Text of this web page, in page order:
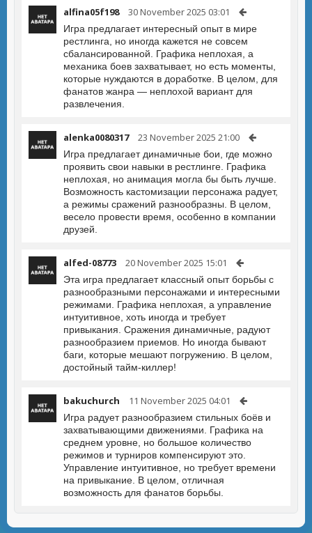
alfina05f198 30 November 2025 03:01
Игра предлагает интересный опыт в мире
рестлинга, но иногда кажется не совсем
сбалансированной. Графика неплохая, а
механика боев захватывает, но есть моменты,
которые нуждаются в доработке. В целом, для
фанатов жанра — неплохой вариант для
развлечения.
alenka0080317 23 November 2025 21:00
Игра предлагает динамичные бои, где можно
проявить свои навыки в рестлинге. Графика
неплохая, но анимация могла бы быть лучше.
Возможность кастомизации персонажа радует,
а режимы сражений разнообразны. В целом,
весело провести время, особенно в компании
друзей.
alfed-08773 20 November 2025 15:01
Эта игра предлагает классный опыт борьбы с
разнообразными персонажами и интересными
режимами. Графика неплохая, а управление
интуитивное, хоть иногда и требует
привыкания. Сражения динамичные, радуют
разнообразием приемов. Но иногда бывают
баги, которые мешают погружению. В целом,
достойный тайм-киллер!
bakuchurch 11 November 2025 04:01
Игра радует разнообразием стильных боёв и
захватывающими движениями. Графика на
среднем уровне, но большое количество
режимов и турниров компенсируют это.
Управление интуитивное, но требует времени
на привыкание. В целом, отличная
возможность для фанатов борьбы.